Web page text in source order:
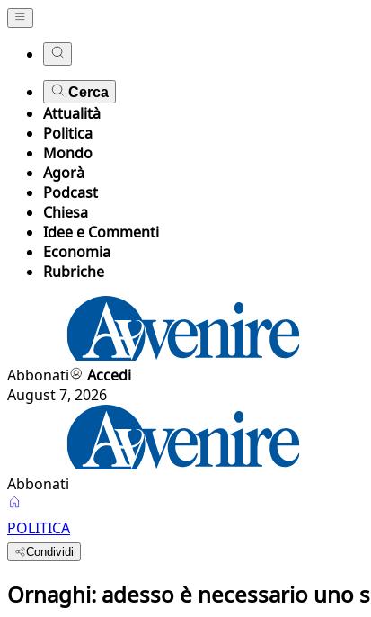
Cerca
Attualità
Politica
Mondo
Agorà
Podcast
Chiesa
Idee e Commenti
Economia
Rubriche
Abbonati
Accedi
August 7, 2026
Abbonati
POLITICA
Condividi
Ornaghi: adesso è necessario uno